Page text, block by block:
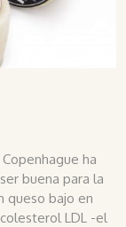
ha
buena para la
queso bajo en
LDL -el